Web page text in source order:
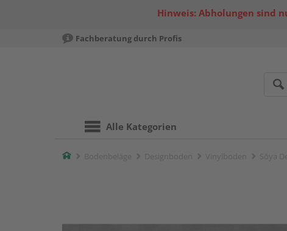
Hinweis: Abholungen sind
Fachberatung durch Profis
Alle Kategorien
Home